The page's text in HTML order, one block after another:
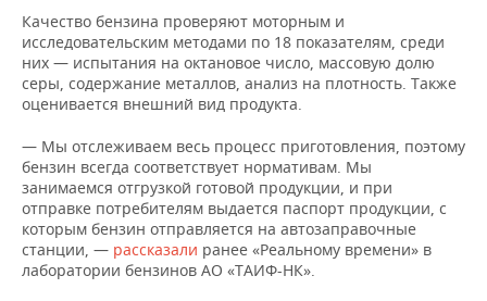
Качество бензина проверяют моторным и
исследовательским методами по 18 показателям, среди
них — испытания на октановое число, массовую долю
серы, содержание металлов, анализ на плотность. Также
оценивается внешний вид продукта.
— Мы отслеживаем весь процесс приготовления, поэтому
бензин всегда соответствует нормативам. Мы
занимаемся отгрузкой готовой продукции, и при
отправке потребителям выдается паспорт продукции, с
которым бензин отправляется на автозаправочные
станции, — рассказали ранее «Реальному времени» в
лаборатории бензинов АО «ТАИФ-НК».